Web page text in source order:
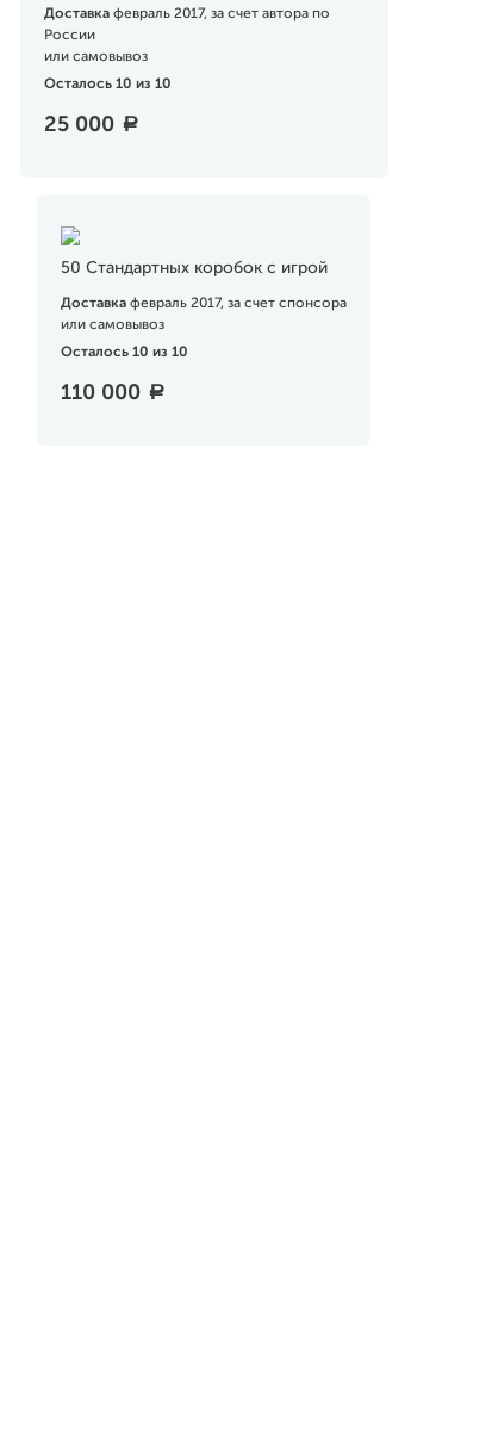
Доставка февраль 2017, за счет автора по
России
или самовывоз
Осталось 10 из 10
25 000 a
50 Стандартных коробок с игрой
Доставкафевраль 2017, за счет спонсора
или самовывоз
Осталось 10 из 10
110 000 a